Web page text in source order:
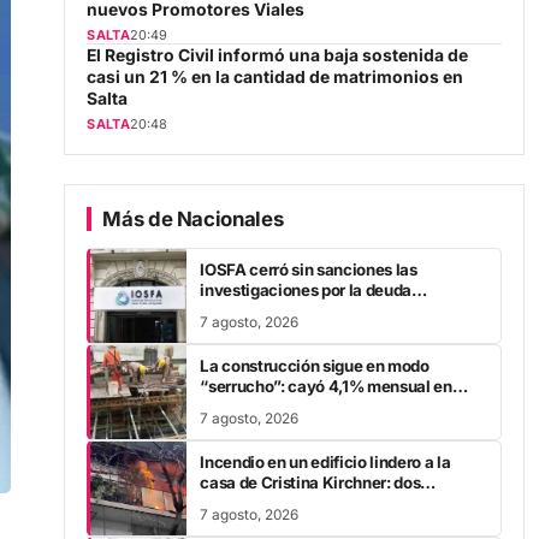
SALTA20:49
El Registro Civil informó una baja sostenida de
casi un 21 % en la cantidad de matrimonios en
Salta
SALTA
Más de Nacionales
IOSFA cerró sin sanciones las
investigaciones por la deuda
millonaria y la compra de vacunas
La construcción sigue en modo
“serrucho”: cayó 4,1% mensual en
junio y anoto su cuarta baja en el año
Incendio en un edificio lindero a la
casa de Cristina Kirchner: dos
personas fueron trasladadas por
inhalación de humo